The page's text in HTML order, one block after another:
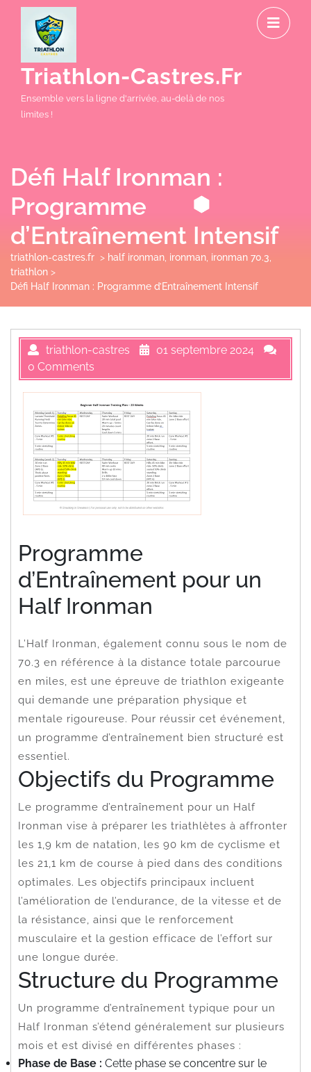
Triathlon-Castres.fr
Ensemble vers la ligne d'arrivée, au-delà de nos
limites !
Défi Half Ironman :
Programme
d’Entraînement Intensif
triathlon-castres.fr > half ironman ironman ironman 70.3
triathlon >
Défi Half Ironman : Programme d’Entraînement Intensif
triathlon-castres
01 septembre 2024
0 Comments
Programme
d’Entraînement pour un
Half Ironman
L’Half Ironman, également connu sous le nom de
70.3 en référence à la distance totale parcourue
en miles, est une épreuve de triathlon exigeante
qui demande une préparation physique et
mentale rigoureuse. Pour réussir cet événement,
un programme d’entraînement bien structuré est
essentiel.
Objectifs du Programme
Le programme d’entraînement pour un Half
Ironman vise à préparer les triathlètes à affronter
les 1,9 km de natation, les 90 km de cyclisme et
les 21,1 km de course à pied dans des conditions
optimales. Les objectifs principaux incluent
l’amélioration de l’endurance, de la vitesse et de
la résistance, ainsi que le renforcement
musculaire et la gestion efficace de l’effort sur
une longue durée.
Structure du Programme
Un programme d’entraînement typique pour un
Half Ironman s’étend généralement sur plusieurs
mois et est divisé en différentes phases :
Phase de Base : Cette phase se concentre sur le